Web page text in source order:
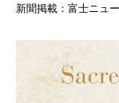
新聞掲載：富士ニュ